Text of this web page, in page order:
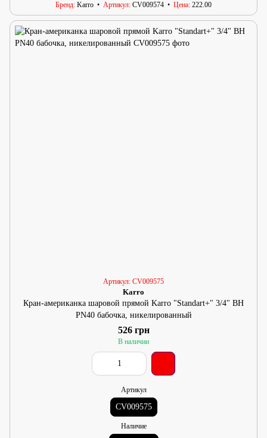
Бренд Karro Артикул CV009574 Цена 222.00
Артикул: CV009575
Karro
Кран-американка шаровой прямой Karro "Standart+" 3/4" ВН
PN40 бабочка, никелированный
526 грн
В наличии
Артикул
CV009575
Наличие